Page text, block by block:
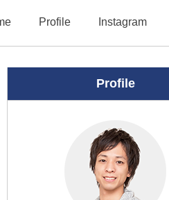
Profile Instagram
Profile